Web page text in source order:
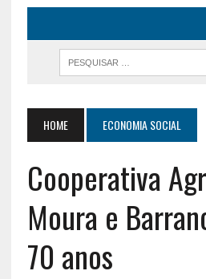
HOME ECONOMIA SOCIAL
Cooperativa
Moura e
70 anos